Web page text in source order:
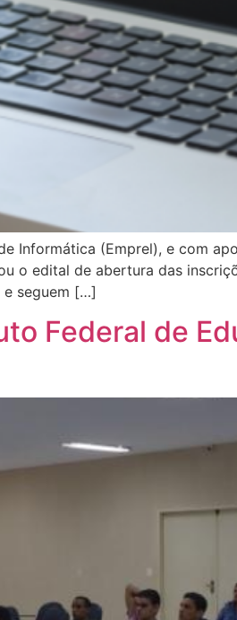
Informática (Emprel), e com
o edital de abertura das
e seguem […]
Federal de